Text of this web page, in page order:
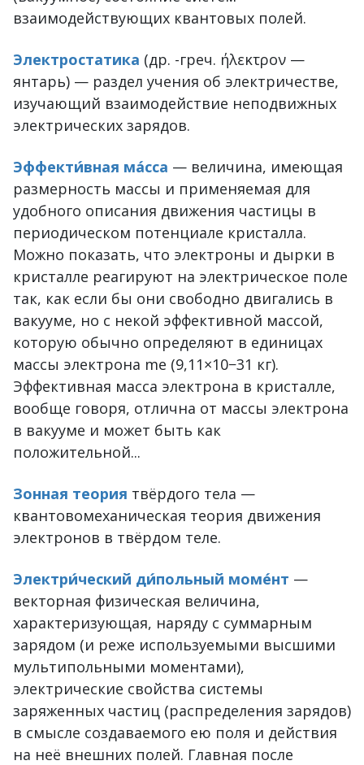
взаимодействующих квантовых полей.
Электростатика (др. -греч. ήλεκτρον —
янтарь) — раздел учения об электричестве,
изучающий взаимодействие неподвижных
электрических зарядов.
Эффекти́вная ма́сса — величина, имеющая
размерность массы и применяемая для
удобного описания движения частицы в
периодическом потенциале кристалла.
Можно показать, что электроны и дырки в
кристалле реагируют на электрическое поле
так, как если бы они свободно двигались в
вакууме, но с некой эффективной массой,
которую обычно определяют в единицах
массы электрона me (9,11×10−31 кг).
Эффективная масса электрона в кристалле,
вообще говоря, отлична от массы электрона
в вакууме и может быть как
положительной...
Зонная теория твёрдого тела —
квантовомеханическая теория движения
электронов в твёрдом теле.
Электри́ческий ди́польный моме́нт —
векторная физическая величина,
характеризующая, наряду с суммарным
зарядом (и реже используемыми высшими
мультипольными моментами),
электрические свойства системы
заряженных частиц (распределения зарядов)
в смысле создаваемого ею поля и действия
на неё внешних полей. Главная после